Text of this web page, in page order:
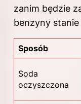
zanim będzie
benzyny stanie
Sposób
Soda
oczyszczona